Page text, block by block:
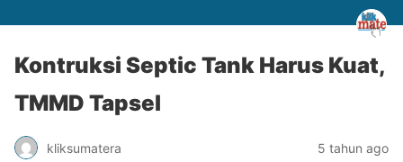
Kontruksi Septic Tank Harus Kuat,
TMMD Tapsel
kliksumatera 5 tahun ago